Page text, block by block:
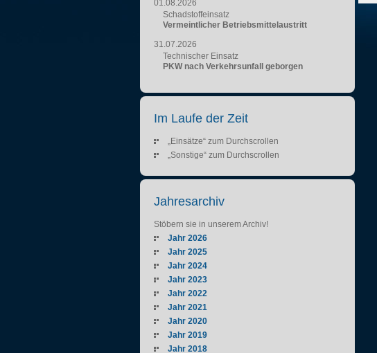
01.08.2026
Schadstoffeinsatz
Vermeintlicher Betriebsmittelaustritt
31.07.2026
Technischer Einsatz
PKW nach Verkehrsunfall geborgen
Im Laufe der Zeit
„Einsätze“ zum Durchscrollen
„Sonstige“ zum Durchscrollen
Jahresarchiv
Stöbern sie in unserem Archiv!
Jahr 2026
Jahr 2025
Jahr 2024
Jahr 2023
Jahr 2022
Jahr 2021
Jahr 2020
Jahr 2019
Jahr 2018